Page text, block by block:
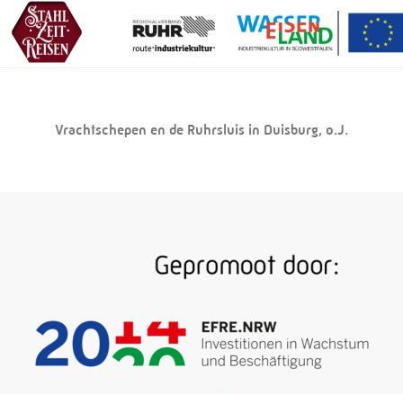
Vrachtschepen en de Ruhrsluis in Duisburg, o.J.